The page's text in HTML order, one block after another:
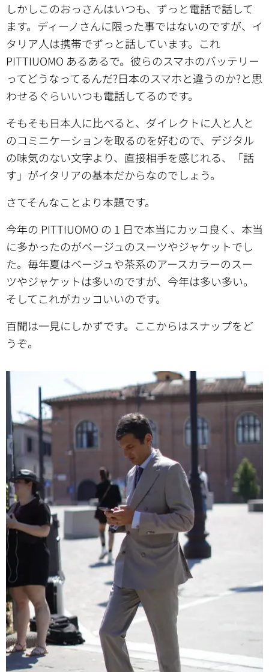
しかしこのおっさんはいつも、ずっと電話で話して
ます。ディーノさんに限った事ではないのですが、イ
タリア人は携帯でずっと話しています。これ
PITTIUOMO あるあるで。彼らのスマホのバッテリー
ってどうなってるんだ?日本のスマホと違うのか?と思
わせるぐらいいつも電話してるのです。
そもそも日本人に比べると、ダイレクトに人と人と
のコミニケーションを取るのを好むので、デジタル
の味気のない文字より、直接相手を感じれる、「話
す」がイタリアの基本だからなのでしょう。
さてそんなことより本題です。
今年の PITTIUOMO の 1 日で本当にカッコ良く、本当
に多かったのがベージュのスーツやジャケットでし
た。毎年夏はベージュや茶系のアースカラーのスー
ツやジャケットは多いのですが、今年は多い多い。
そしてこれがカッコいいのです。
百聞は一見にしかずです。ここからはスナップをど
うぞ。